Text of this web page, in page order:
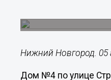
Нижний Новгород. 05
Дом №4 по улице